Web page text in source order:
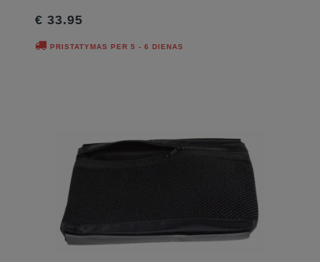
€ 33.95
PRISTATYMAS PER 5 - 6 DIENAS